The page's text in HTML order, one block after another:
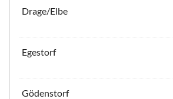
Drage/Elbe
Egestorf
Gödenstorf